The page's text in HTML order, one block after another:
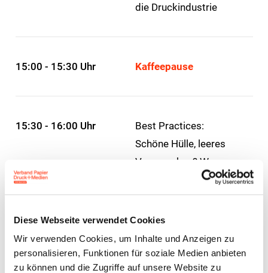
Diese Webseite verwendet Cookies
Wir verwenden Cookies, um Inhalte und Anzeigen zu
personalisieren, Funktionen für soziale Medien anbieten
zu können und die Zugriffe auf unsere Website zu
die Druckindustrie
15:00 - 15:30 Uhr Kaffeepause
15:30 - 16:00 Uhr
Best Practices:
Schöne Hülle, leeres
Versprechen? Warum
ein Logo allein nicht
verkauft.
Daniel Baier,
Geschäftsführender
Gesellschafter,